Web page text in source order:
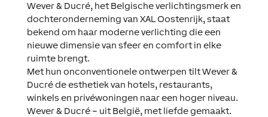
Wever & Ducré, het Belgische verlichtingsmerk en
dochteronderneming van XAL Oostenrijk, staat
bekend om haar moderne verlichting die een
nieuwe dimensie van sfeer en comfort in elke
ruimte brengt.
Met hun onconventionele ontwerpen tilt Wever &
Ducré de esthetiek van hotels, restaurants,
winkels en privéwoningen naar een hoger niveau.
Wever & Ducré – uit België, met liefde gemaakt.